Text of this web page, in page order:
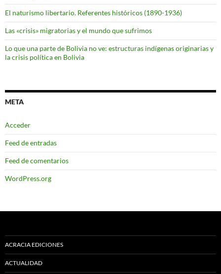
El naturismo libertario. Referentes históricos (1890-1936)
Las «crisis» migratorias y el mundo que sufrimos
Lo que una parte de Bolivia no ve: estructuras indígenas originarias y
la crisis política en Bolivia
META
Acceder
Feed de entradas
Feed de comentarios
WordPress.org
ACRACIA EDICIONES
ACTUALIDAD